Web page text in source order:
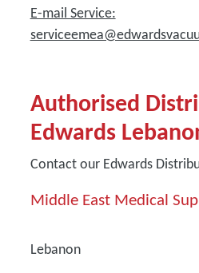
E-mail Service:
Authorised
Edwards
Contact our Edwards
Middle East Medical
Lebanon